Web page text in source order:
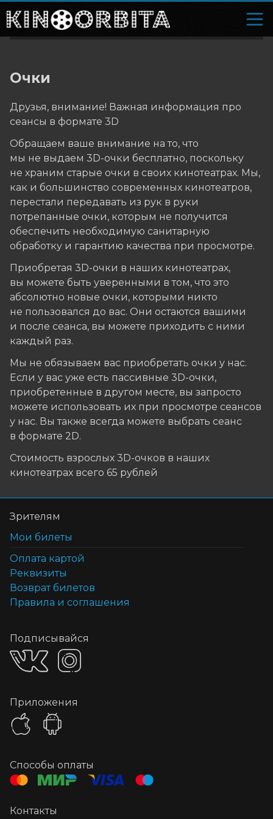
Очки
Друзья, внимание! Важная информация про
сеансы в формате 3D
Обращаем ваше внимание на то, что
мы не выдаем 3D-очки бесплатно, поскольку
не храним старые очки в своих кинотеатрах. Мы,
как и большинство современных кинотеатров,
перестали передавать из рук в руки
потрепанные очки, которым не получится
обеспечить необходимую санитарную
обработку и гарантию качества при просмотре.
Приобретая 3D-очки в наших кинотеатрах,
вы можете быть уверенными в том, что это
абсолютно новые очки, которыми никто
не пользовался до вас. Они остаются вашими
и после сеанса, вы можете приходить с ними
каждый раз.
Мы не обязываем вас приобретать очки у нас.
Если у вас уже есть пассивные 3D-очки,
приобретенные в другом месте, вы запросто
можете использовать их при просмотре сеансов
у нас. Вы также всегда можете выбрать сеанс
в формате 2D.
Стоимость взрослых 3D-очков в наших
кинотеатрах всего 65 рублей
Зрителям
Мои билеты
Оплата картой
Реквизиты
Возврат билетов
Правила и соглашения
Подписывайся
Приложения
Способы оплаты
Контакты